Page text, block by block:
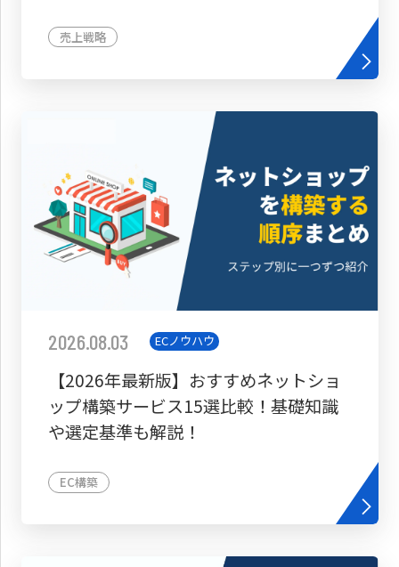
売上戦略
2026.08.03 ECノウハウ
【2026年最新版】おすすめネットショ
ップ構築サービス15選比較！基礎知識
や選定基準も解説！
EC構築